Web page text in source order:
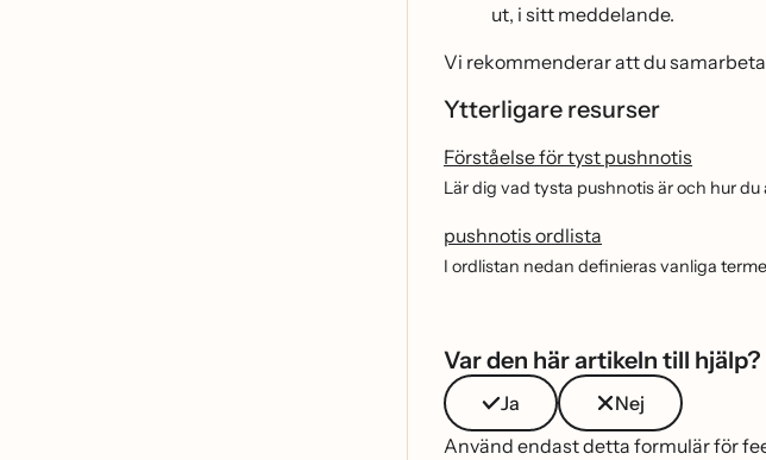
ut, i sitt meddelande.
Vi rekommenderar att du
Ytterligare resurser
Förståelse för tyst pushnotis
Lär dig vad tysta pushnotis är och hur
pushnotis ordlista
I ordlistan nedan definieras vanliga
Var den här artikeln till hjälp?
Ja
Nej
Använd endast detta formulär för